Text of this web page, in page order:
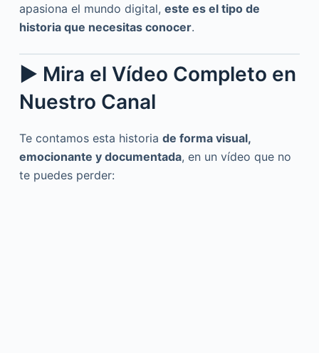
apasiona el mundo digital, este es el tipo de
historia que necesitas conocer.
▶️ Mira el Vídeo Completo en
Nuestro Canal
Te contamos esta historia de forma visual,
emocionante y documentada, en un vídeo que no
te puedes perder: